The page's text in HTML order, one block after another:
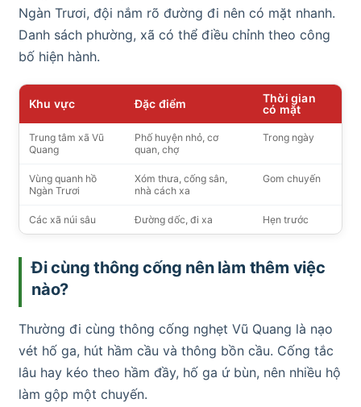
Ngàn Trươi, đội nắm rõ đường đi nên có mặt nhanh.
Danh sách phường, xã có thể điều chỉnh theo công
bố hiện hành.
Khu vực Đặc điểm
Thời gian
có mặt
Trung tâm xã Vũ
Quang
Phố huyện nhỏ, cơ
quan, chợ
Trong ngày
Vùng quanh hồ
Ngàn Trươi
Xóm thưa, cống sân,
nhà cách xa
Gom chuyến
Các xã núi sâu Đường dốc, đi xa Hẹn trước
Đi cùng thông cống nên làm thêm việc
nào?
Thường đi cùng thông cống nghẹt Vũ Quang là nạo
vét hố ga, hút hầm cầu và thông bồn cầu. Cống tắc
lâu hay kéo theo hầm đầy, hố ga ứ bùn, nên nhiều hộ
làm gộp một chuyến.